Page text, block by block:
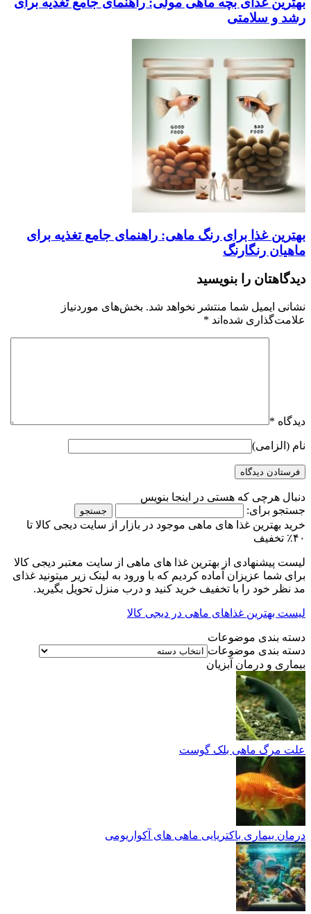
رشد و سلامتی
بهترین غذا برای رنگ ماهی: راهنمای جامع تغذیه برای
ماهیان رنگارنگ
دیدگاهتان را بنویسید
نشانی ایمیل شما منتشر نخواهد شد. بخش‌های موردنیاز
علامت‌گذاری شده‌اند *
دیدگاه *
نام (الزامی)
دنبال هرچی که هستی در اینجا بنویس
جستجو برای:
خرید بهترین غذا های ماهی موجود در بازار از سایت دیجی کالا تا
۴۰٪ تخفیف
لیست پیشنهادی از بهترین غذا های ماهی از سایت معتبر دیجی کالا
برای شما عزیزان آماده کردیم که با ورود به لینک زیر میتونید غذای
مد نظر خود را با تخفیف خرید کنید و درب منزل تحویل بگیرید.
لیست بهترین غذاهای ماهی در دیجی کالا
دسته بندی موضوعات
دسته بندی موضوعات
بیماری و درمان آبزیان
علت مرگ ماهی بلک گوست
درمان بیماری باکتریایی ماهی های آکواریومی